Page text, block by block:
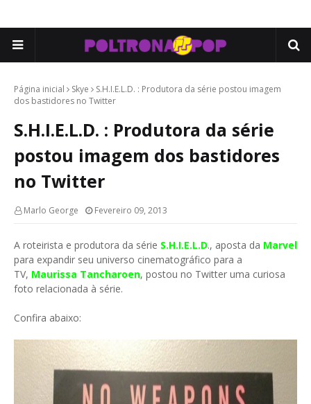
Página inicial Skye
S.H.I.E.L.D. : Produtora da série postou imagem
dos bastidores no Twitter
S.H.I.E.L.D. : Produtora da série
postou imagem dos bastidores
no Twitter
Marlo George Fevereiro 09, 2013
A roteirista e produtora da série S.H.I.E.L.D., aposta da Marvel
para expandir seu universo cinematográfico para a
TV, Maurissa Tancharoen, postou no Twitter uma curiosa
foto relacionada à série.
Confira abaixo: